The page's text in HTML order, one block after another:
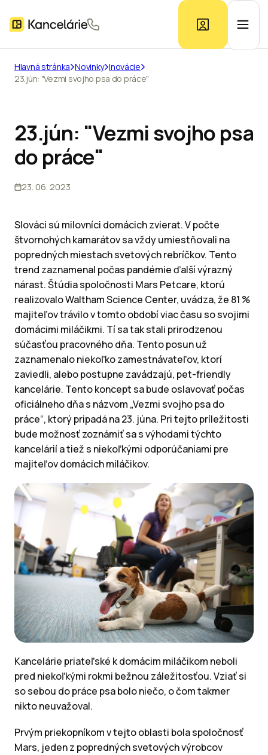
Prieskum trhu
Hlavná stránka Novinky Inovácie
23.jún: "Vezmi svojho psa do práce"
23.jún: "Vezmi svojho psa
do práce"
23. 06. 2023
Slováci sú milovníci domácich zvierat. V počte
štvornohých kamarátov sa vždy umiestňovali na
popredných miestach svetových rebríčkov. Tento
trend zaznamenal počas pandémie ďalší výrazný
nárast. Štúdia spoločnosti Mars Petcare, ktorú
realizovalo Waltham Science Center, uvádza, že 81 %
majiteľov trávilo v tomto období viac času so svojimi
domácimi miláčikmi. Tí sa tak stali prirodzenou
súčasťou pracovného dňa. Tento posun už
zaznamenalo niekoľko zamestnávateľov, ktorí
zaviedli, alebo postupne zavádzajú, pet-friendly
kancelárie. Tento koncept sa bude oslavovať počas
oficiálneho dňa s názvom „Vezmi svojho psa do
práce“, ktorý pripadá na 23. júna. Pri tejto príležitosti
bude možnosť zoznámiť sa s výhodami týchto
kancelárií a tiež s niekoľkými odporúčaniami pre
majiteľov domácich miláčikov.
Kancelárie priateľské k domácim miláčikom neboli
pred niekoľkými rokmi bežnou záležitosťou. Vziať si
so sebou do práce psa bolo niečo, o čom takmer
nikto neuvažoval.
Prvým priekopníkom v tejto oblasti bola spoločnosť
Mars, jeden z popredných svetových výrobcov